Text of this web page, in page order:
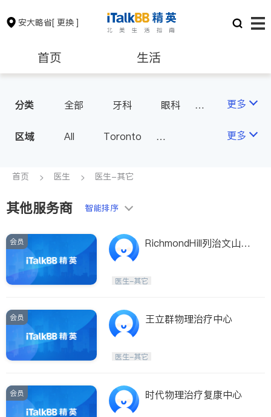
安大略省[ 更换 ]
首页 生活
保险理财 房地产租售
银行贷款 会计师
建筑装修
分类 全部 牙科
眼科
耳鼻喉科
医生-其它
家庭医生
足科
更多
区域 All
Toronto
Scarborough
North York
Brampton
Kitchener
Newmarket
Stouffville
Maple
Waterloo
Guelph
Ajax
Oshawa
Niagara Falls
Pickering
Concord
更多
首页 医生 医生-其它
其他服务商 智能排序
会员
RichmondHill列治文山绿
医生-其它
会员 王立群物理治疗中心
医生-其它
会员 时代物理治疗复康中心